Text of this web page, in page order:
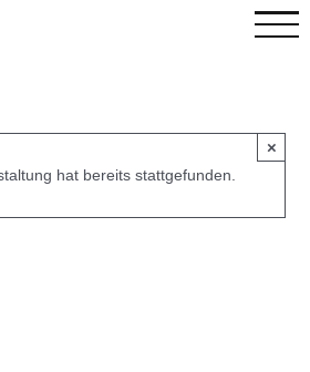
hat bereits stattgefunden.
×